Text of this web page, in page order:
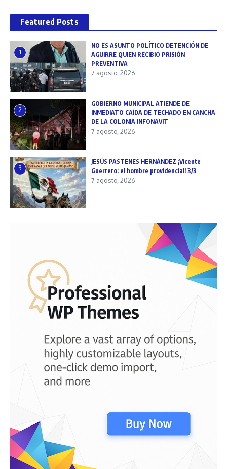
Featured Posts
1
NO ES ASUNTO POLÍTICO DETENCIÓN DE
AGUIRRE QUIEN RECIBIÓ PRISIÓN
PREVENTIVA
7 agosto, 2026
2
GOBIERNO MUNICIPAL ATIENDE DE
INMEDIATO CAÍDA DE TECHADO EN CANCHA
DE LA COLONIA INFONAVIT
7 agosto, 2026
3
JESÚS PASTENES HERNÁNDEZ ¡Vicente
Guerrero: el hombre providencial! 3/3
7 agosto, 2026